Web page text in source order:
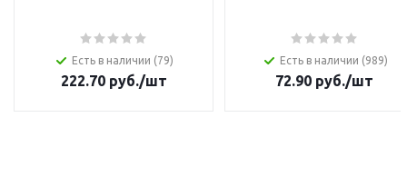
Есть в наличии (79)
222.70руб./шт
Есть в наличии (989)
72.90 руб./шт